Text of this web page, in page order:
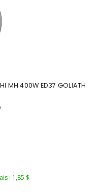
MH 400W ED37 GOLIATH
: 1,85 $